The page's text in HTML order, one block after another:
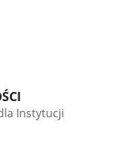
Instytucji